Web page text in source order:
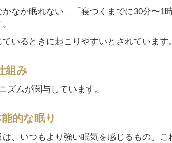
なか眠れない」「寝つくまでに30分〜1
いるときに起こりやすいとされています。
組み
ズムが関与しています。
的な眠り
、いつもより強い眠気を感じるもの。